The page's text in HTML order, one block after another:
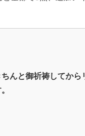
んと御祈祷してか